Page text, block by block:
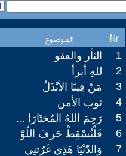
الثأر والعفو
1
للهِ أبرأ
2
مَنْ فِينَا الأنْذَلُ
3
ثوب الأمن
4
رَحِمَ اللهُ المُختَارَا ...
5
فَلْنُسْقِطْ حَرفَ اللّوّْ
6
وَالدّنْيَا هَذِي غَرّتنِي
7